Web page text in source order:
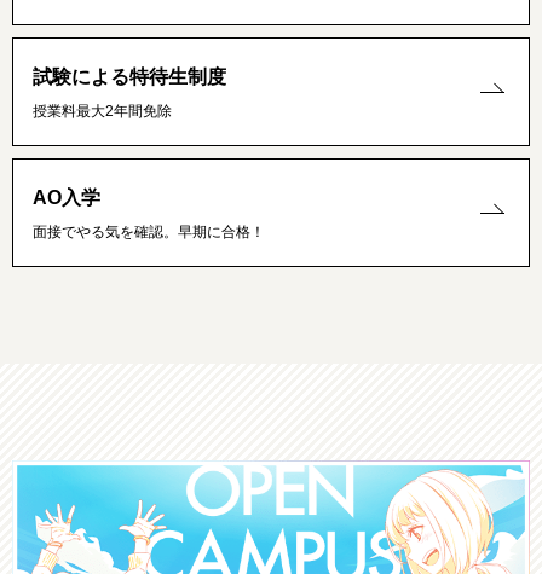
試験による特待生制度
授業料最大2年間免除
AO入学
面接でやる気を確認。早期に合格！